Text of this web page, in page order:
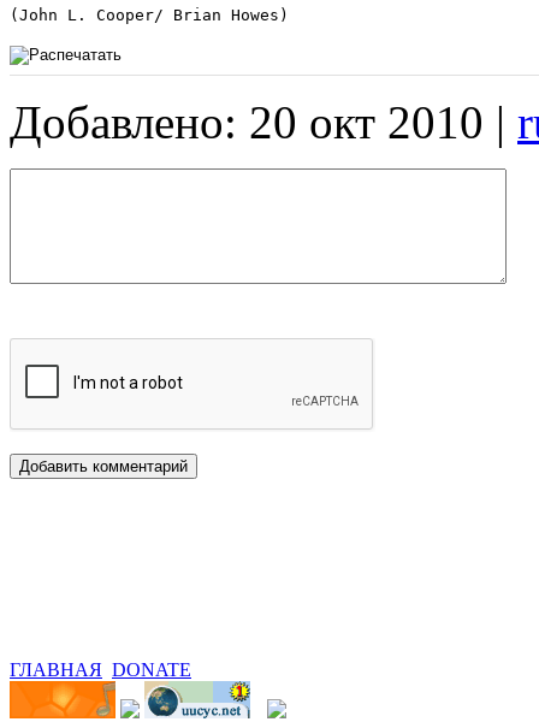
(John L. Cooper/ Brian Howes)
Добавлено: 20 окт 2010 |
ГЛАВНАЯ DONATE